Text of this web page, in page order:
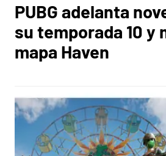
PUBG adelanta
su temporada 10 y
mapa Haven